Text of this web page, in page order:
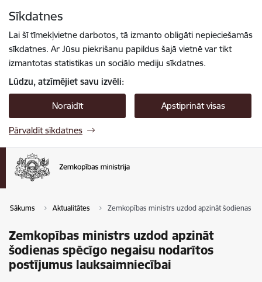
Sīkdatnes
Lai šī tīmekļvietne darbotos, tā izmanto obligāti nepieciešamās
sīkdatnes. Ar Jūsu piekrišanu papildus šajā vietnē var tikt
izmantotas statistikas un sociālo mediju sīkdatnes.
Lūdzu, atzīmējiet savu izvēli:
Noraidīt Apstiprināt visas
Pārvaldīt sīkdatnes
Sākums Aktualitātes Zemkopības ministrs uzdod apzināt šodienas
Zemkopības ministrs uzdod apzināt
šodienas spēcīgo negaisu nodarītos
postījumus lauksaimniecībai